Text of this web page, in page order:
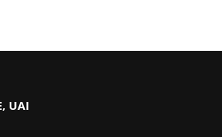
UAI